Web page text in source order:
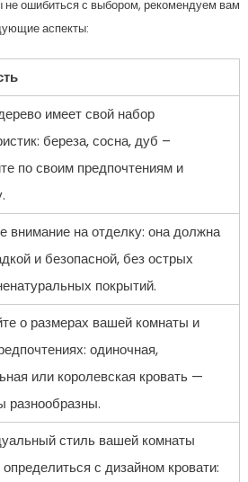
ошибиться с выбором, рекомендуем вам
аспекты:
имеет свой набор
береза, сосна, дуб –
по своим предпочтениям и
внимание на отделку: она должна
и безопасной, без острых
покрытий.
о размерах вашей комнаты и
одиночная,
или королевская кровать —
разнообразны.
стиль вашей комнаты
с дизайном кровати: